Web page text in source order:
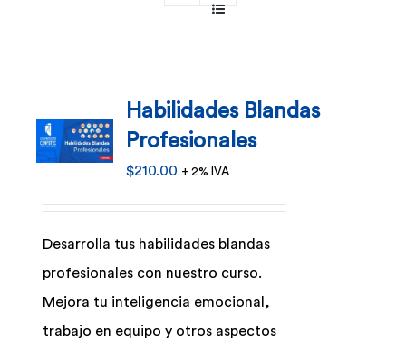
Habilidades Blandas
Profesionales
$210.00 + 2% IVA
Desarrolla tus habilidades blandas
profesionales con nuestro curso.
Mejora tu inteligencia emocional,
trabajo en equipo y otros aspectos